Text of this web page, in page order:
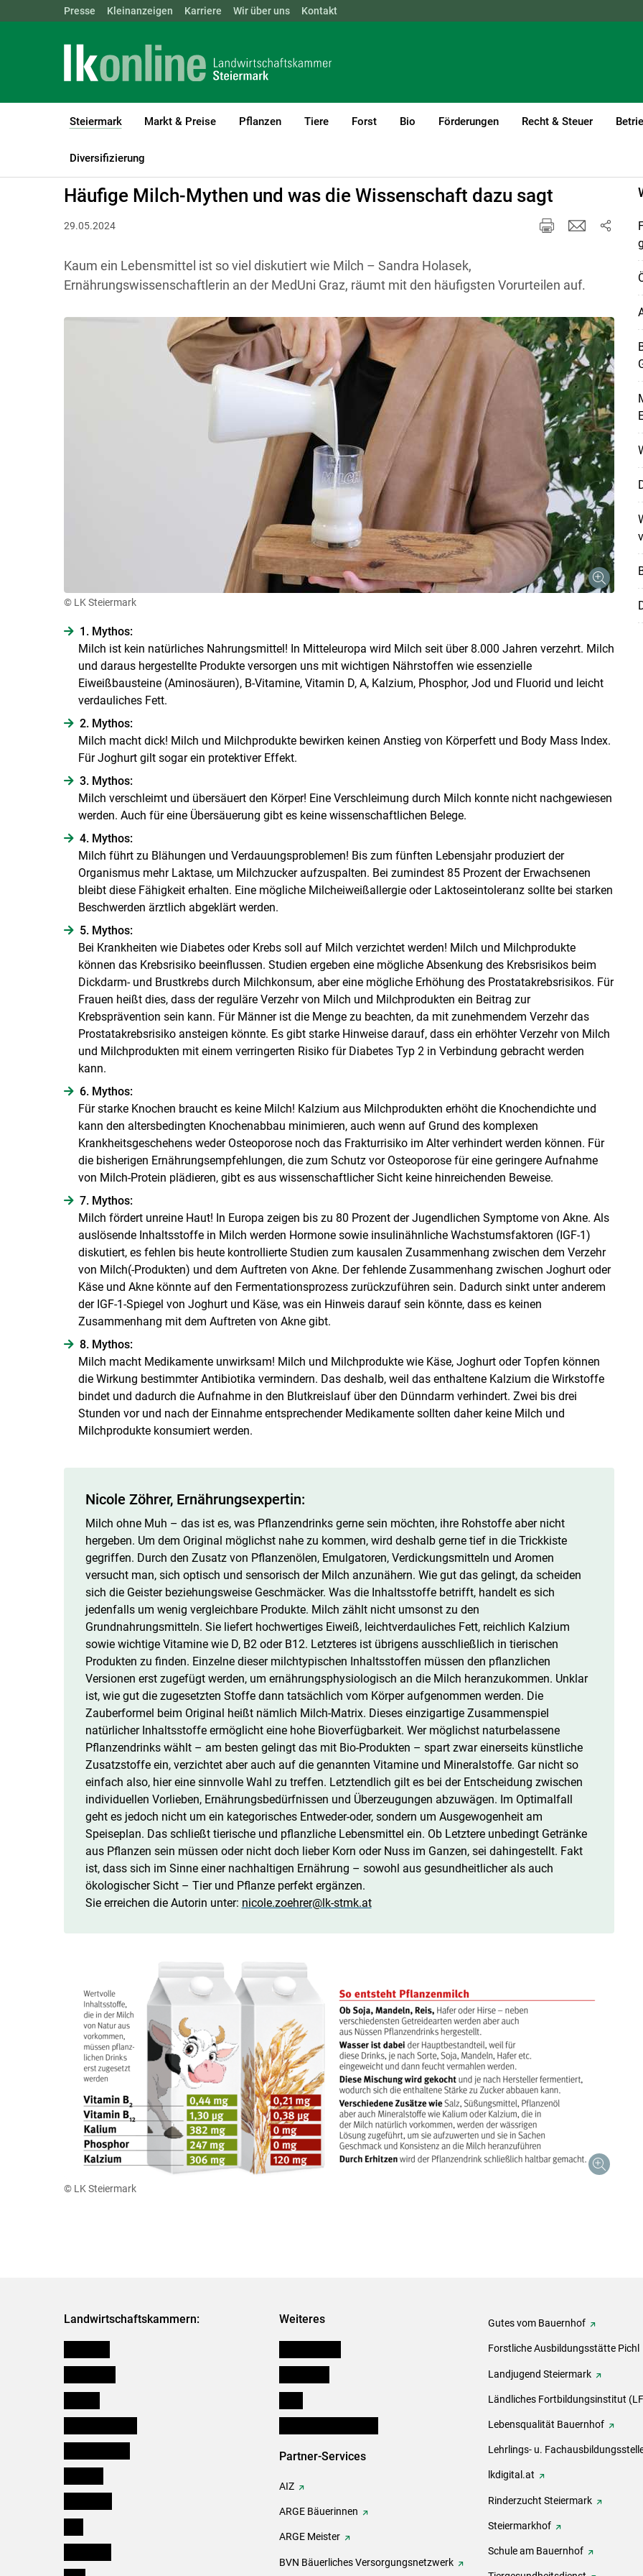
Landwirtschaftskammern: ÖSTERREICH BGLD KTN NÖ
Presse Kleinanzeigen Karriere Wir über uns Kontakt
Steiermark
(current)1
Markt & Preise Pflanzen Tiere Forst Bio Förderungen Recht & Steuer
Diversifizierung
LK Steiermark Steiermark
Häufige Milch-Mythen und was die Wissenschaft dazu sagt
29.05.2024
Kaum ein Lebensmittel ist so viel diskutiert wie Milch – Sandra Holasek,
Ernährungswissenschaftlerin an der MedUni Graz, räumt mit den häufigsten Vorurteilen auf.
© LK Steiermark
1. Mythos:
Milch ist kein natürliches Nahrungsmittel! In Mitteleuropa wird Milch seit über 8.000 Jahren verzehrt. Milch
und daraus hergestellte Produkte versorgen uns mit wichtigen Nährstoffen wie essenzielle
Eiweißbausteine (Aminosäuren), B-Vitamine, Vitamin D, A, Kalzium, Phosphor, Jod und Fluorid und leicht
verdauliches Fett.
2. Mythos:
Milch macht dick! Milch und Milchprodukte bewirken keinen Anstieg von Körperfett und Body Mass Index.
Für Joghurt gilt sogar ein protektiver Effekt.
3. Mythos:
Milch verschleimt und übersäuert den Körper! Eine Verschleimung durch Milch konnte nicht nachgewiesen
werden. Auch für eine Übersäuerung gibt es keine wissenschaftlichen Belege.
4. Mythos:
Milch führt zu Blähungen und Verdauungsproblemen! Bis zum fünften Lebensjahr produziert der
Organismus mehr Laktase, um Milchzucker aufzuspalten. Bei zumindest 85 Prozent der Erwachsenen
bleibt diese Fähigkeit erhalten. Eine mögliche Milcheiweißallergie oder Laktoseintoleranz sollte bei starken
Beschwerden ärztlich abgeklärt werden.
5. Mythos:
Bei Krankheiten wie Diabetes oder Krebs soll auf Milch verzichtet werden! Milch und Milchprodukte
können das Krebsrisiko beeinflussen. Studien ergeben eine mögliche Absenkung des Krebsrisikos beim
Dickdarm- und Brustkrebs durch Milchkonsum, aber eine mögliche Erhöhung des Prostatakrebsrisikos. Für
Frauen heißt dies, dass der reguläre Verzehr von Milch und Milchprodukten ein Beitrag zur
Krebsprävention sein kann. Für Männer ist die Menge zu beachten, da mit zunehmendem Verzehr das
Prostatakrebsrisiko ansteigen könnte. Es gibt starke Hinweise darauf, dass ein erhöhter Verzehr von Milch
und Milchprodukten mit einem verringerten Risiko für Diabetes Typ 2 in Verbindung gebracht werden
kann.
6. Mythos:
Für starke Knochen braucht es keine Milch! Kalzium aus Milchprodukten erhöht die Knochendichte und
kann den altersbedingten Knochenabbau minimieren, auch wenn auf Grund des komplexen
Krankheitsgeschehens weder Osteoporose noch das Frakturrisiko im Alter verhindert werden können. Für
die bisherigen Ernährungsempfehlungen, die zum Schutz vor Osteoporose für eine geringere Aufnahme
von Milch-Protein plädieren, gibt es aus wissenschaftlicher Sicht keine hinreichenden Beweise.
7. Mythos:
Milch fördert unreine Haut! In Europa zeigen bis zu 80 Prozent der Jugendlichen Symptome von Akne. Als
auslösende Inhaltsstoffe in Milch werden Hormone sowie insulinähnliche Wachstumsfaktoren (IGF-1)
diskutiert, es fehlen bis heute kontrollierte Studien zum kausalen Zusammenhang zwischen dem Verzehr
von Milch(-Produkten) und dem Auftreten von Akne. Der fehlende Zusammenhang zwischen Joghurt oder
Käse und Akne könnte auf den Fermentationsprozess zurückzuführen sein. Dadurch sinkt unter anderem
der IGF-1-Spiegel von Joghurt und Käse, was ein Hinweis darauf sein könnte, dass es keinen
Zusammenhang mit dem Auftreten von Akne gibt.
8. Mythos:
Milch macht Medikamente unwirksam! Milch und Milchprodukte wie Käse, Joghurt oder Topfen können
die Wirkung bestimmter Antibiotika vermindern. Das deshalb, weil das enthaltene Kalzium die Wirkstoffe
bindet und dadurch die Aufnahme in den Blutkreislauf über den Dünndarm verhindert. Zwei bis drei
Stunden vor und nach der Einnahme entsprechender Medikamente sollten daher keine Milch und
Milchprodukte konsumiert werden.
Nicole Zöhrer, Ernährungsexpertin:
Milch ohne Muh – das ist es, was Pflanzendrinks gerne sein möchten, ihre Rohstoffe aber nicht
hergeben. Um dem Original möglichst nahe zu kommen, wird deshalb gerne tief in die Trickkiste
gegriffen. Durch den Zusatz von Pflanzenölen, Emulgatoren, Verdickungsmitteln und Aromen
versucht man, sich optisch und sensorisch der Milch anzunähern. Wie gut das gelingt, da scheiden
sich die Geister beziehungsweise Geschmäcker. Was die Inhaltsstoffe betrifft, handelt es sich
jedenfalls um wenig vergleichbare Produkte. Milch zählt nicht umsonst zu den
Grundnahrungsmitteln. Sie liefert hochwertiges Eiweiß, leichtverdauliches Fett, reichlich Kalzium
sowie wichtige Vitamine wie D, B2 oder B12. Letzteres ist übrigens ausschließlich in tierischen
Produkten zu finden. Einzelne dieser milchtypischen Inhaltsstoffen müssen den pflanzlichen
Versionen erst zugefügt werden, um ernährungsphysiologisch an die Milch heranzukommen. Unklar
ist, wie gut die zugesetzten Stoffe dann tatsächlich vom Körper aufgenommen werden. Die
Zauberformel beim Original heißt nämlich Milch-Matrix. Dieses einzigartige Zusammenspiel
natürlicher Inhaltsstoffe ermöglicht eine hohe Bioverfügbarkeit. Wer möglichst naturbelassene
Pflanzendrinks wählt – am besten gelingt das mit Bio-Produkten – spart zwar einerseits künstliche
Zusatzstoffe ein, verzichtet aber auch auf die genannten Vitamine und Mineralstoffe. Gar nicht so
einfach also, hier eine sinnvolle Wahl zu treffen. Letztendlich gilt es bei der Entscheidung zwischen
individuellen Vorlieben, Ernährungsbedürfnissen und Überzeugungen abzuwägen. Im Optimalfall
geht es jedoch nicht um ein kategorisches Entweder-oder, sondern um Ausgewogenheit am
Speiseplan. Das schließt tierische und pflanzliche Lebensmittel ein. Ob Letztere unbedingt Getränke
aus Pflanzen sein müssen oder nicht doch lieber Korn oder Nuss im Ganzen, sei dahingestellt. Fakt
ist, dass sich im Sinne einer nachhaltigen Ernährung – sowohl aus gesundheitlicher als auch
ökologischer Sicht – Tier und Pflanze perfekt ergänzen.
Sie erreichen die Autorin unter: nicole.zoehrer@lk-stmk.at
© LK Steiermark
Landwirtschaftskammern: Weiteres
Partner-Services
AIZ
ARGE Bäuerinnen
ARGE Meister
BVN Bäuerliches Versorgungsnetzwerk
Gutes vom Bauernhof
Forstliche Ausbildungsstätte Pichl
Landjugend Steiermark
Ländliches Fortbildungsinstitut
Lebensqualität Bauernhof
Lehrlings- u.
lkdigital.at
Rinderzucht Steiermark
Steiermarkhof
Schule am Bauernhof